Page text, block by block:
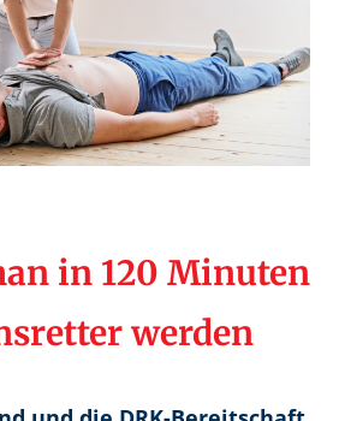
in 120 Minuten
werden